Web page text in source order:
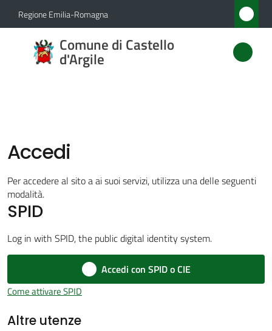
Vai al contenuto
Vai alla navigazione
Vai al footer
Regione Emilia-Romagna
Comune di Castello
d'Argile
Comune
di
Amministrazione
Novità
Servizi
Vivere
d'Argile
Accedi
Per accedere al sito a ai suoi servizi, utilizza una delle seguenti
modalità.
SPID
Log in with SPID, the public digital identity system.
Accedi con SPID o CIE
Come attivare SPID
Altre utenze